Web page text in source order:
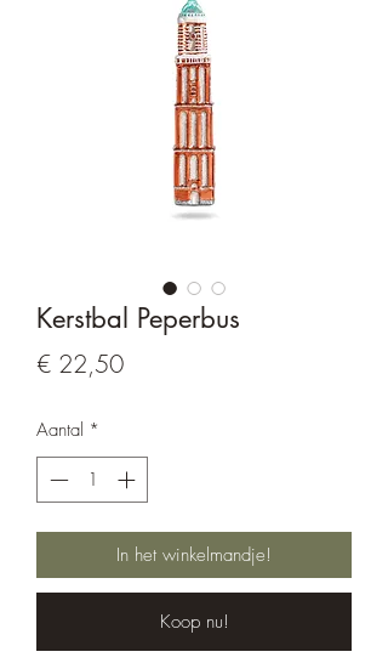
Kerstbal Peperbus
€ 22,50Prijs
Aantal *
In het winkelmandje!
Koop nu!